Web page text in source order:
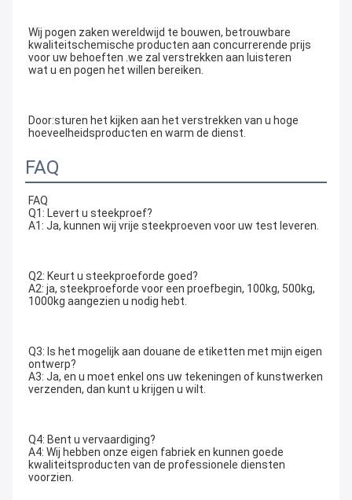
Wij pogen zaken wereldwijd te bouwen, betrouwbare
kwaliteitschemische producten aan concurrerende prijs
voor uw behoeften .we zal verstrekken aan luisteren
wat u en pogen het willen bereiken.
Door:sturen het kijken aan het verstrekken van u hoge
hoeveelheidsproducten en warm de dienst.
FAQ
FAQ
Q1: Levert u steekproef?
A1: Ja, kunnen wij vrije steekproeven voor uw test leveren.
Q2: Keurt u steekproeforde goed?
A2: ja, steekproeforde voor een proefbegin, 100kg, 500kg,
1000kg aangezien u nodig hebt.
Q3: Is het mogelijk aan douane de etiketten met mijn eigen
ontwerp?
A3: Ja, en u moet enkel ons uw tekeningen of kunstwerken
verzenden, dan kunt u krijgen u wilt.
Q4: Bent u vervaardiging?
A4: Wij hebben onze eigen fabriek en kunnen goede
kwaliteitsproducten van de professionele diensten
voorzien.